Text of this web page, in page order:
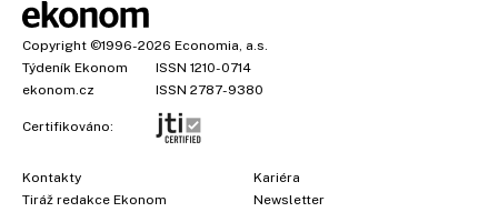
Copyright ©1996-2026 Economia, a.s.
Týdeník Ekonom
ISSN 1210-0714
ekonom.cz
ISSN 2787-9380
Certifikováno:
Kontakty
Tiráž redakce Ekonom
Kariéra
Newsletter